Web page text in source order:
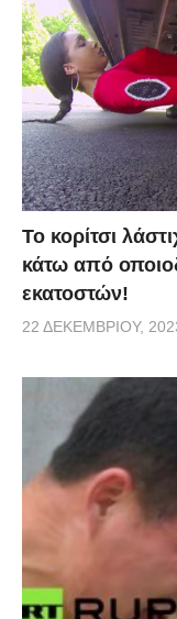
Το κορίτσι
κάτω από
εκατοστών!
22 ΔΕΚΕΜΒΡΊΟΥ,